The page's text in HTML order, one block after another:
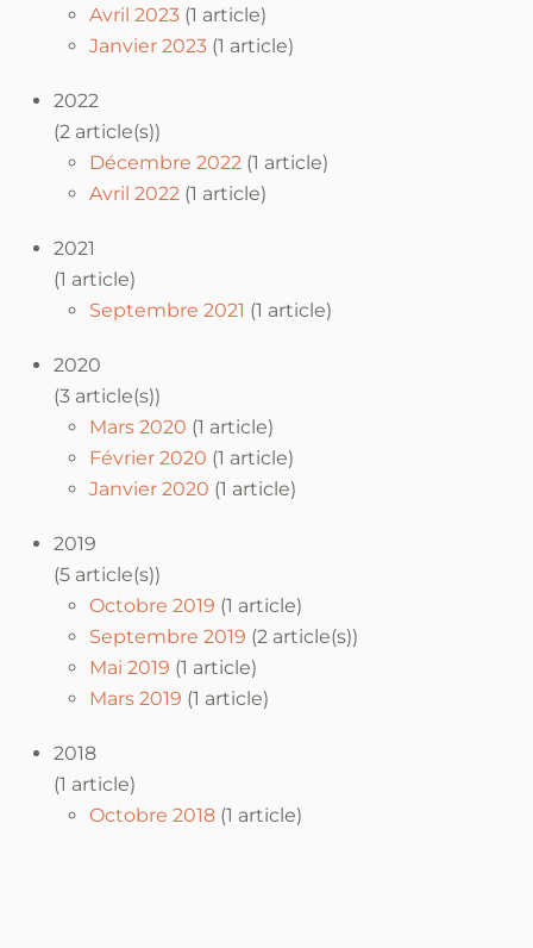
Avril 2023 (1 article)
Janvier 2023 (1 article)
2022
(2 article(s))
Décembre 2022 (1 article)
Avril 2022 (1 article)
2021
(1 article)
Septembre 2021 (1 article)
2020
(3 article(s))
Mars 2020 (1 article)
Février 2020 (1 article)
Janvier 2020 (1 article)
2019
(5 article(s))
Octobre 2019 (1 article)
Septembre 2019 (2 article(s))
Mai 2019 (1 article)
Mars 2019 (1 article)
2018
(1 article)
Octobre 2018 (1 article)